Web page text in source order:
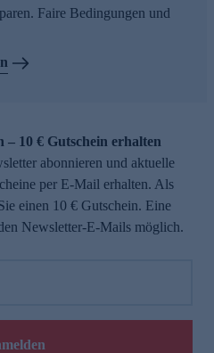
Faire Bedingungen und
– 10 € Gutschein erhalten
abonnieren und aktuelle
per E-Mail erhalten. Als
einen 10 € Gutschein. Eine
Newsletter-E-Mails möglich.